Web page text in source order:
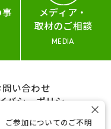
メディア・
取材のご相談
MEDIA
問い合わせ
バシーポリシー
ご参加についてのご不明
×